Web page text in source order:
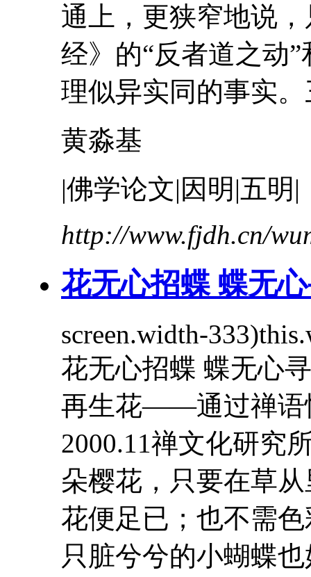
通上，更狭窄地说
经》的“反者道之动
理似异实同的事实
黄淼基
|佛学论文|因明|五明|
http://www.fjdh.cn/
花无心招蝶 蝶无
screen.width-
花无心招蝶 蝶无心
再生花——通过禅
2000.11禅文化研
朵樱花，只要在草
花便足已；也不需
只脏兮兮的小蝴